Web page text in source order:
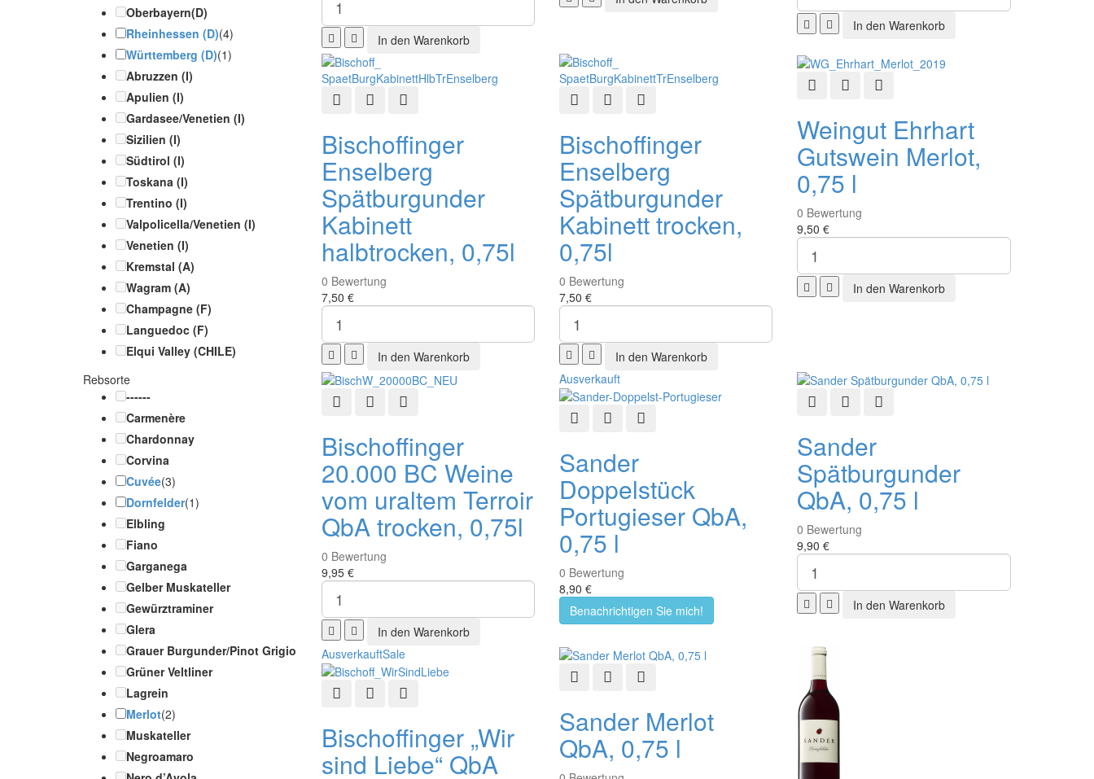
SchnellansichtZur Wunschliste hinzufügen
Zur Vergleichsliste hinzufügen
Bischoffinger
Enselberg
Spätburgunder
Kabinett
halbtrocken, 0,75l
0 Bewertung
7,50 €
SchnellansichtZur Wunschliste hinzufügen
Zur Vergleichsliste hinzufügen
Bischoffinger
Enselberg
Spätburgunder
Kabinett trocken,
0,75l
0 Bewertung
7,50 €
SchnellansichtZur Wunschliste hinzufügen
Weingut Ehrhart
Gutswein Merlot,
0,75 l
0 Bewertung
9,50 €
SchnellansichtZur Wunschliste hinzufügen
Zur Vergleichsliste hinzufügen
Bischoffinger
20.000 BC Weine
vom uraltem Terroir
QbA trocken, 0,75l
0 Bewertung
9,95 €
Ausverkauft
SchnellansichtZur Wunschliste hinzufügen
Zur Vergleichsliste hinzufügen
Sander
Doppelstück
Portugieser QbA,
0,75 l
0 Bewertung
8,90 €
Benachrichtigen Sie mich!
SchnellansichtZur Wunschliste hinzufügen
Sander
Spätburgunder
QbA, 0,75 l
0 Bewertung
9,90 €
AusverkauftSale
SchnellansichtZur Wunschliste hinzufügen
Zur Vergleichsliste hinzufügen
Bischoffinger „Wir
sind Liebe“ QbA
SchnellansichtZur Wunschliste hinzufügen
Zur Vergleichsliste hinzufügen
Sander Merlot
QbA, 0,75 l
Oberbayern(D)
Rheinhessen (D)(4)
Württemberg (D)(1)
Abruzzen (I)
Apulien (I)
Gardasee/Venetien (I)
Sizilien (I)
Südtirol (I)
Toskana (I)
Trentino (I)
Valpolicella/Venetien (I)
Venetien (I)
Kremstal (A)
Wagram (A)
Champagne (F)
Languedoc (F)
Elqui Valley (CHILE)
Rebsorte
------
Carmenère
Chardonnay
Corvina
Cuvée(3)
Dornfelder(1)
Elbling
Fiano
Garganega
Gelber Muskateller
Gewürztraminer
Glera
Grauer Burgunder/Pinot Grigio
Grüner Veltliner
Lagrein
Merlot(2)
Muskateller
Negroamaro